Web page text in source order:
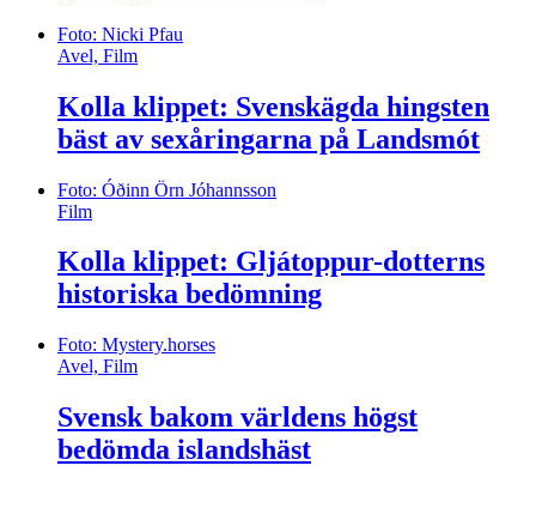
Foto: Nicki Pfau
Avel, Film
Kolla klippet: Svenskägda hingsten
bäst av sexåringarna på Landsmót
Foto: Óðinn Örn Jóhannsson
Film
Kolla klippet: Gljátoppur-dotterns
historiska bedömning
Foto: Mystery.horses
Avel, Film
Svensk bakom världens högst
bedömda islandshäst